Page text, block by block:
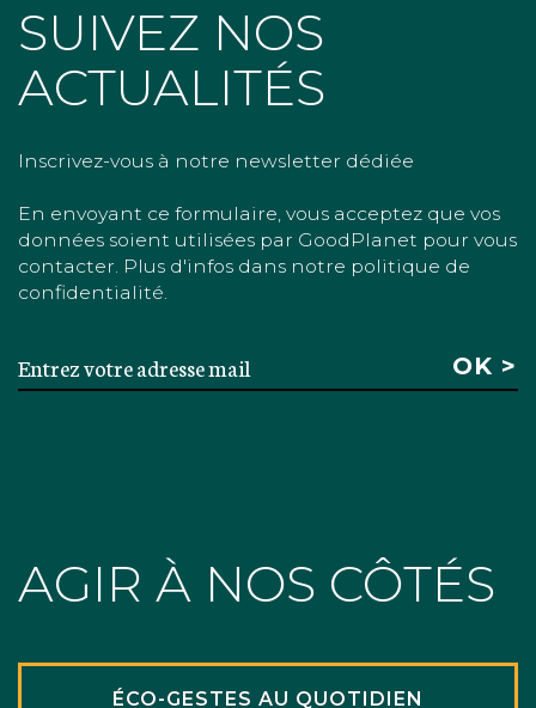
SUIVEZ NOS
ACTUALITÉS
Inscrivez-vous à notre newsletter dédiée
En envoyant ce formulaire, vous acceptez que vos
données soient utilisées par GoodPlanet pour vous
contacter. Plus d'infos dans notre politique de
confidentialité.
AGIR À NOS CÔTÉS
ÉCO-GESTES AU QUOTIDIEN